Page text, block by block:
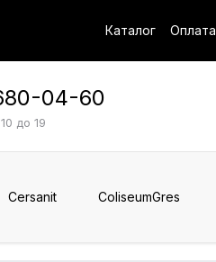
Каталог Оплата
04-60
до 19
Cersanit ColiseumGres